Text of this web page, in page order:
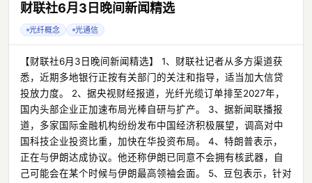
财联社6月3日晚间新闻精选
光纤概念 光通信
【财联社6月3日晚间新闻精选】 1、财联社记者从多方渠道获
悉，近期多地银行正按有关部门的关注和指导，适当加大信贷
投放力度。 2、据央视财经报道，光纤光缆订单排至2027年，
国内头部企业正加速布局光棒自研与扩产。 3、据新闻联播报
道，多家国际金融机构纷纷发布中国经济积极展望，调高对中
国科技企业投资比重，加快在华投资布局。 4、特朗普表示，
正在与伊朗达成协议。他还称伊朗已同意不会拥有核武器，自
己可能会在某个时候与伊朗最高领袖会面。 5、豆包表示，针对